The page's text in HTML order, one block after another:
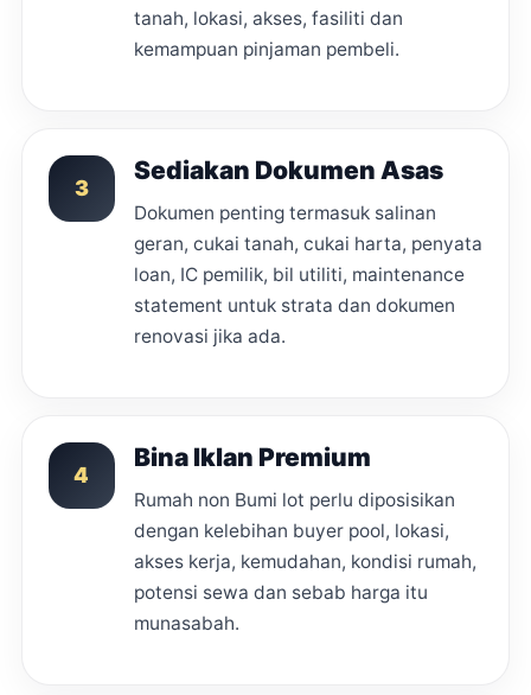
tanah, lokasi, akses, fasiliti dan
kemampuan pinjaman pembeli.
3
Sediakan Dokumen Asas
Dokumen penting termasuk salinan
geran, cukai tanah, cukai harta, penyata
loan, IC pemilik, bil utiliti, maintenance
statement untuk strata dan dokumen
renovasi jika ada.
4
Bina Iklan Premium
Rumah non Bumi lot perlu diposisikan
dengan kelebihan buyer pool, lokasi,
akses kerja, kemudahan, kondisi rumah,
potensi sewa dan sebab harga itu
munasabah.